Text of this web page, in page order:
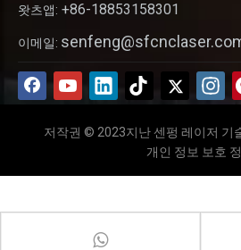
왓츠앱: +86-18853158301
이메일:
저작권 © 2023지난 센펑 레이저 기
개인 정보 보호